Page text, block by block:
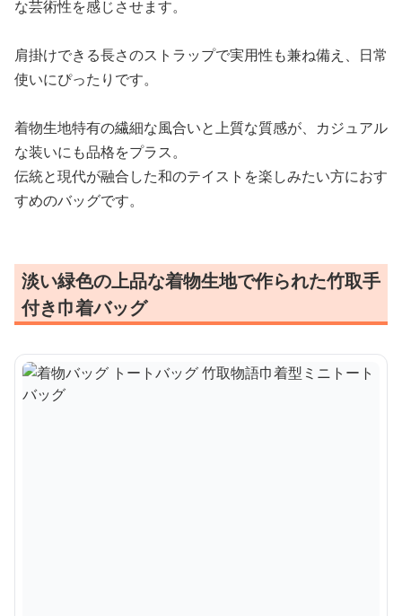
な芸術性を感じさせます。
肩掛けできる長さのストラップで実用性も兼ね備え、日常
使いにぴったりです。
着物生地特有の繊細な風合いと上質な質感が、カジュアル
な装いにも品格をプラス。
伝統と現代が融合した和のテイストを楽しみたい方におす
すめのバッグです。
淡い緑色の上品な着物生地で作られた竹取手
付き巾着バッグ